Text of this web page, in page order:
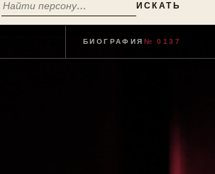
ИСКАТЬ
БИОГРАФИЯ № 0137